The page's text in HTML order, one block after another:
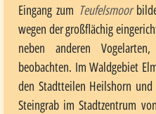
Eingang zum Teufelsmoor
wegen der großflächig
neben anderen
beobachten. Im Waldgebiet
den Stadtteilen Heilshorn
Steingrab im Stadtzentrum